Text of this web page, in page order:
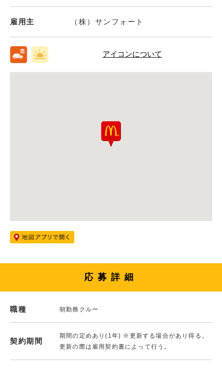
雇用主 （株）サンフォート
アイコンについて
応募詳細
職種 朝勤務クルー
契約期間
期間の定めあり(1年) ※更新する場合があり得る。
更新の際は雇用契約書によって行う。